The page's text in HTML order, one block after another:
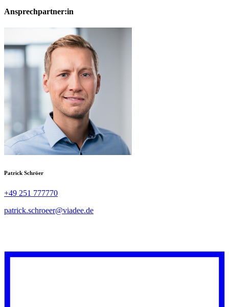
Ansprechpartner:in
Patrick Schröer
+49 251 777770
patrick.schroeer@viadee.de